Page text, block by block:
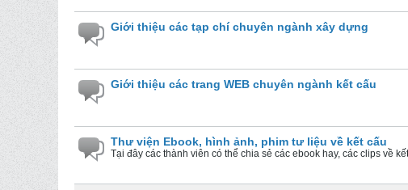
Giới thiệu các tạp chí chuyên ngành xây dựng
Giới thiệu các trang WEB chuyên ngành kết cấu
Thư viện Ebook, hình ảnh, phim tư liệu về kết cấu
Tại đây các thành viên có thể chia sẻ các ebook hay, các clips về